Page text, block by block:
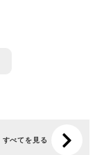
すべてを見る